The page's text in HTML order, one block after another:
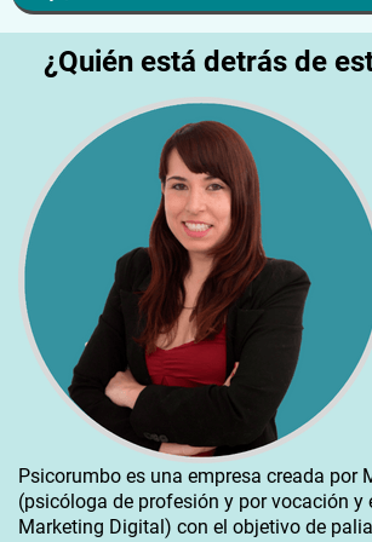
¿Quién está detrás de
Psicorumbo es una empresa creada por
(psicóloga de profesión y por vocación y
Marketing Digital) con el objetivo de